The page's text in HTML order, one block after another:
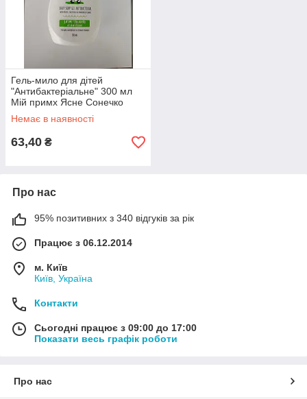
Гель-мило для дітей
"Антибактеріальне" 300 мл
Мій примх Ясне Сонечко
Немає в наявності
63,40 ₴
Про нас
95% позитивних з 340 відгуків за рік
Працює з 06.12.2014
м. Київ
Київ, Україна
Контакти
Сьогодні працює з 09:00 до 17:00
Показати весь графік роботи
Про нас